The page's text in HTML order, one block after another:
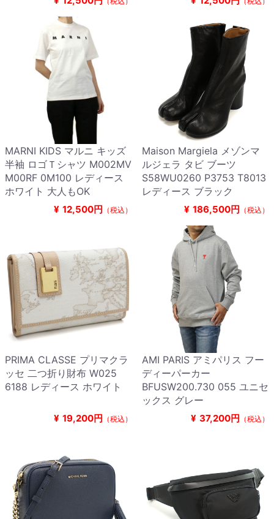
MARNI KIDS マルニ キッズ
半袖 ロゴＴシャツ M002MV
M00RF 0M100 レディース
ホワイト 大人もOK
¥ 12,500円 （税込）
Maison Margiela メゾンマ
ルジェラ タビ ブーツ
S58WU0260 P3753 T8013
レディース ブラック
¥ 186,500円 （税込）
PRIMA CLASSE プリマクラ
ッセ 二つ折り財布 W025
6188 レディース ホワイト
¥ 19,200円 （税込）
AMI PARIS アミパリス フー
ディーパーカー
BFUSW200.730 055 ユニセ
ックス グレー
¥ 37,200円 （税込）